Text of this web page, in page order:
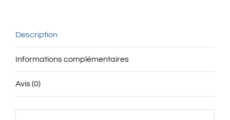
Description
Informations complémentaires
Avis (0)